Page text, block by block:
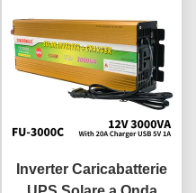
Inverter Caricabatterie